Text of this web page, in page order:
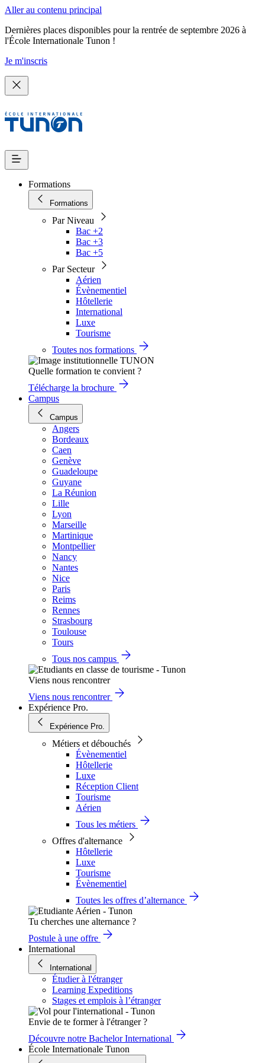
Aller au contenu principal
Dernières places disponibles pour la rentrée de septembre 2026 à
l'École Internationale Tunon !
Je m'inscris
Formations
Formations
Par Niveau
Bac +2
Bac +3
Bac +5
Par Secteur
Aérien
Évènementiel
Hôtellerie
International
Luxe
Tourisme
Toutes nos formations
Quelle formation te convient ?
Télécharge la brochure
Campus
Campus
Angers
Bordeaux
Caen
Genève
Guadeloupe
Guyane
La Réunion
Lille
Lyon
Marseille
Martinique
Montpellier
Nancy
Nantes
Nice
Paris
Reims
Rennes
Strasbourg
Toulouse
Tours
Tous nos campus
Viens nous rencontrer
Viens nous rencontrer
Expérience Pro.
Expérience Pro.
Métiers et débouchés
Évènementiel
Hôtellerie
Luxe
Réception Client
Tourisme
Aérien
Tous les métiers
Offres d'alternance
Hôtellerie
Luxe
Tourisme
Évènementiel
Toutes les offres d’alternance
Tu cherches une alternance ?
Postule à une offre
International
International
Étudier à l'étranger
Learning Expeditions
Stages et emplois à l’étranger
Envie de te former à l'étranger ?
Découvre notre Bachelor International
École Internationale Tunon